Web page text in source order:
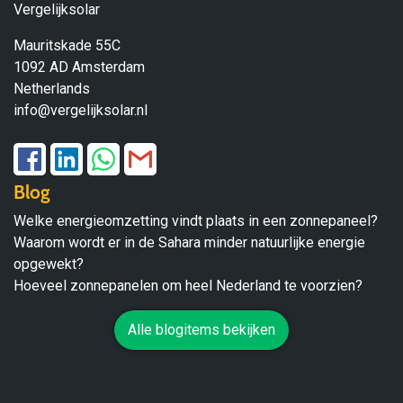
Vergelijksolar
Mauritskade 55C
1092 AD Amsterdam
Netherlands
info@vergelijksolar.nl
Blog
Welke energieomzetting vindt plaats in een zonnepaneel?
Waarom wordt er in de Sahara minder natuurlijke energie
opgewekt?
Hoeveel zonnepanelen om heel Nederland te voorzien?
Alle blogitems bekijken